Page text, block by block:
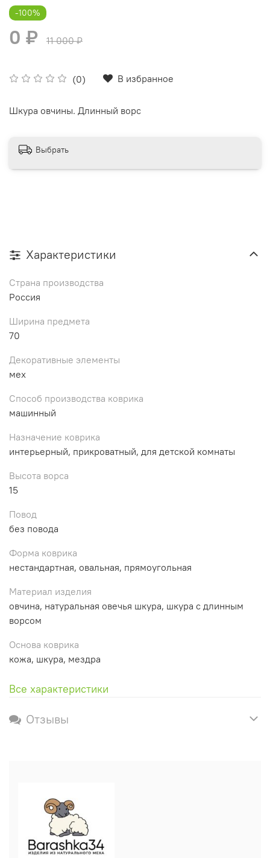
(0) В избранное
-100%
0 ₽ 11 000 ₽
Шкура овчины. Длинный ворс
Выбрать
Характеристики
Страна производства
Россия
Ширина предмета
70
Декоративные элементы
мех
Способ производства коврика
машинный
Назначение коврика
интерьерный, прикроватный, для детской комнаты
Высота ворса
15
Повод
без повода
Форма коврика
нестандартная, овальная, прямоугольная
Материал изделия
овчина, натуральная овечья шкура, шкура с длинным
ворсом
Основа коврика
кожа, шкура, мездра
Все характеристики
Отзывы